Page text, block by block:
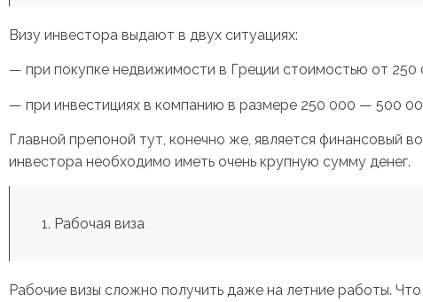
Визу инвестора выдают в двух ситуациях:
— при покупке недвижимости в Греции стоимостью от 250
— при инвестициях в компанию в размере 250 000 — 500
Главной препоной тут, конечно же, является финансовый
инвестора необходимо иметь очень крупную сумму денег.
Рабочая виза
Рабочие визы сложно получить даже на летние работы.